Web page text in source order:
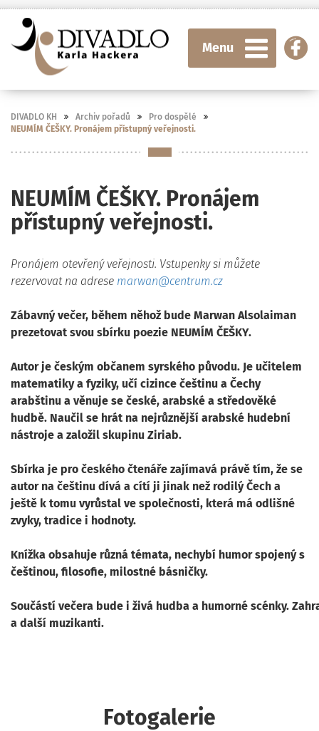
Menu
DIVADLO KH Archiv pořadů
Pro dospělé
NEUMÍM ČEŠKY. Pronájem přístupný veřejnosti.
NEUMÍM ČEŠKY. Pronájem
přístupný veřejnosti.
Pronájem otevřený veřejnosti. Vstupenky si můžete
rezervovat na adrese marwan@centrum.cz
Zábavný večer, během něhož bude Marwan Alsolaiman
prezetovat svou sbírku poezie NEUMÍM ČEŠKY.
Autor je českým občanem syrského původu. Je učitelem
matematiky a fyziky, učí cizince češtinu a Čechy
arabštinu a věnuje se české, arabské a středověké
hudbě. Naučil se hrát na nejrůznější arabské hudební
nástroje a založil skupinu Ziriab.
Sbírka je pro českého čtenáře zajímavá právě tím, že se
autor na češtinu dívá a cítí ji jinak než rodilý Čech a
ještě k tomu vyrůstal ve společnosti, která má odlišné
zvyky, tradice i hodnoty.
Knížka obsahuje různá témata, nechybí humor spojený s
češtinou, filosofie, milostné básničky.
Součástí večera bude i živá hudba a humorné scénky.
a další muzikanti.
Fotogalerie